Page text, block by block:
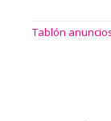
Tablón